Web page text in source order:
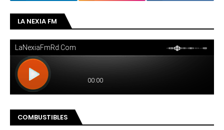
LA NEXIA FM
COMBUSTIBLES